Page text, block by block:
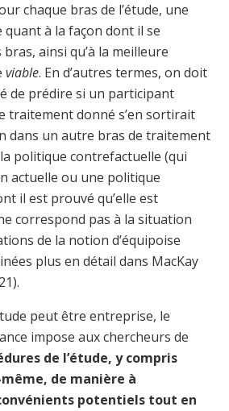
chaque bras de l’étude, une
à la façon dont il se
ainsi qu’à la meilleure
viable. En d’autres termes, on doit
de prédire si un participant
traitement donné s’en sortirait
dans un autre bras de traitement
politique contrefactuelle (qui
actuelle ou une politique
il est prouvé qu’elle est
correspond pas à la situation
de la notion d’équipoise
plus en détail dans MacKay
peut être entreprise, le
impose aux chercheurs de
de l’étude, y compris
de manière à
potentiels tout en